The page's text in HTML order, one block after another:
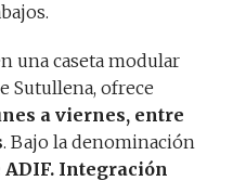
una caseta modular
Sutullena, ofrece
a viernes, entre
. Bajo la denominación
Integración